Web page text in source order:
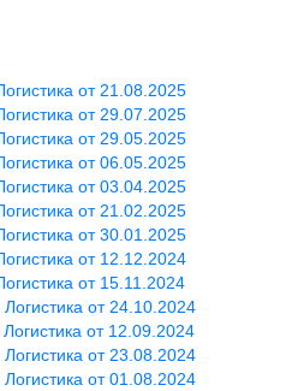
от 21.08.2025
от 29.07.2025
от 29.05.2025
от 06.05.2025
от 03.04.2025
от 21.02.2025
от 30.01.2025
от 12.12.2024
от 15.11.2024
от 24.10.2024
от 12.09.2024
от 23.08.2024
от 01.08.2024